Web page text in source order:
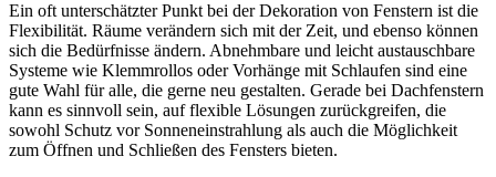
Ein oft unterschätzter Punkt bei der Dekoration von Fenstern ist die
Flexibilität. Räume verändern sich mit der Zeit, und ebenso können
sich die Bedürfnisse ändern. Abnehmbare und leicht austauschbare
Systeme wie Klemmrollos oder Vorhänge mit Schlaufen sind eine
gute Wahl für alle, die gerne neu gestalten. Gerade bei Dachfenstern
kann es sinnvoll sein, auf flexible Lösungen zurückgreifen, die
sowohl Schutz vor Sonneneinstrahlung als auch die Möglichkeit
zum Öffnen und Schließen des Fensters bieten.